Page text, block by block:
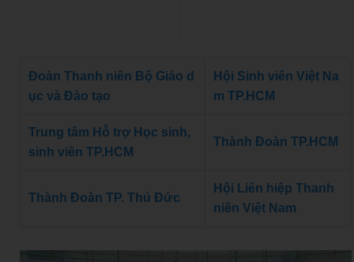
Đoàn Thanh niên Bộ Giáo d
ục và Đào tạo
Hội Sinh viên Việt Na
m TP.HCM
Trung tâm Hỗ trợ Học sinh,
sinh viên TP.HCM
Thành Đoàn TP.HCM
Thành Đoàn TP. Thủ Đức
Hội Liên hiệp Thanh
niên Việt Nam